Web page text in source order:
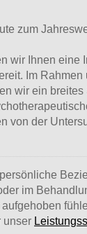
zum
wir Ihnen eine
Im Rahmen
wir ein breites
von der
im
unser